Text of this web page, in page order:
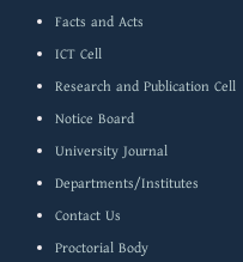
Facts and Acts
ICT Cell
Research and Publication Cell
Notice Board
University Journal
Departments/Institutes
Contact Us
Proctorial Body